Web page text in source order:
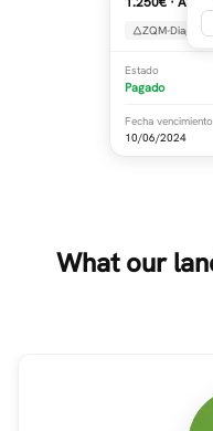
ZQM-Diagonal
Estado
Pagado
Fecha vencimiento
10/06/2024
What our